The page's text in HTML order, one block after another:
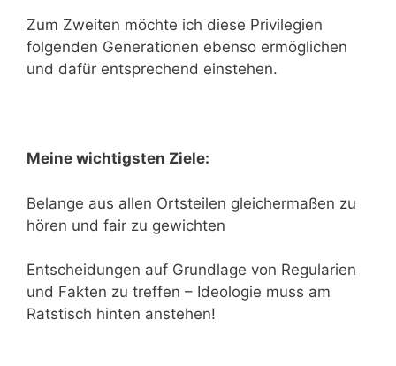
Zum Zweiten möchte ich diese Privilegien
folgenden Generationen ebenso ermöglichen
und dafür entsprechend einstehen.
Meine wichtigsten Ziele:
Belange aus allen Ortsteilen gleichermaßen zu
hören und fair zu gewichten
Entscheidungen auf Grundlage von Regularien
und Fakten zu treffen – Ideologie muss am
Ratstisch hinten anstehen!